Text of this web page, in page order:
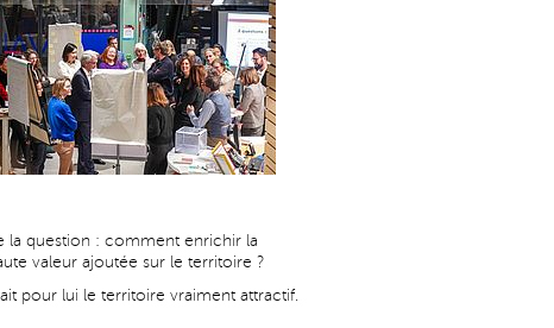
la question : comment enrichir la
valeur ajoutée sur le territoire ?
pour lui le territoire vraiment attractif.